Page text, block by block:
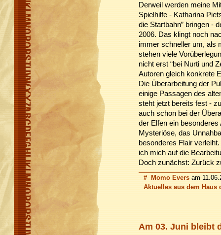
Derweil werden meine
Spielhilfe - Katharina
die Startbahn” bringen -
2006. Das klingt noch
immer schneller um, als
stehen viele
nicht erst “bei Nurti und
Autoren gleich konkrete
Die Überarbeitung der
einige Passagen des
steht jetzt bereits fest -
auch schon bei der
der Elfen ein
Mysteriöse, das
besonderes Flair
ich mich auf die
Doch zunächst: Zurück
# Momo Evers am
Aktuelles aus dem Haus
Am 03. Juni bleibt